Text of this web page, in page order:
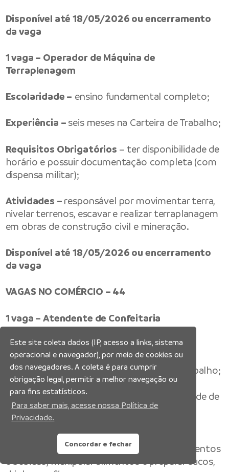
Disponível até 18/05/2026 ou encerramento
da vaga
1 vaga – Operador de Máquina de
Terraplenagem
Escolaridade – ensino fundamental completo;
Experiência – seis meses na Carteira de Trabalho;
Requisitos Obrigatórios – ter disponibilidade de
horário e possuir documentação completa (com
dispensa militar);
Atividades – responsável por movimentar terra,
nivelar terrenos, escavar e realizar terraplanagem
em obras de construção civil e mineração.
Disponível até 18/05/2026 ou encerramento
da vaga
VAGAS NO COMÉRCIO – 44
1 vaga – Atendente de Confeitaria
Escolaridade –ensino médio completo;
Experiência –seis meses na Carteira de Trabalho;
Requisitos Obrigatórios
– ter disponibilidade de
horário (inclusive aos sábados) e possuir
documentação completa;
atender os clientes, servir alimentos
e bebidas; manipular alimentos e preparar sucos,
Este site coleta dados (IP, acesso a links, sistema
operacional e navegador), por meio de cookies ou
dos navegadores. A coleta é para cumprir
obrigação legal, permitir a melhor navegação ou
para fins estatísticos.
Para saber mais, acesse nossa Política de
Privacidade.
Concordar e fechar